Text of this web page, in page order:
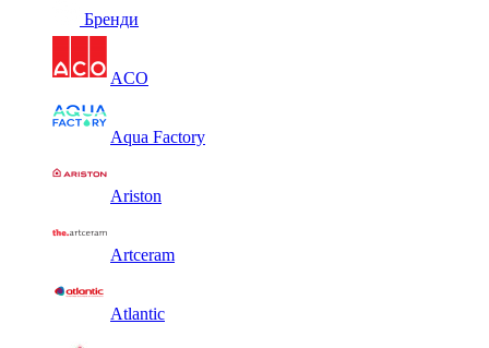
Бренди
ACO
Aqua Factory
Ariston
Artceram
Atlantic